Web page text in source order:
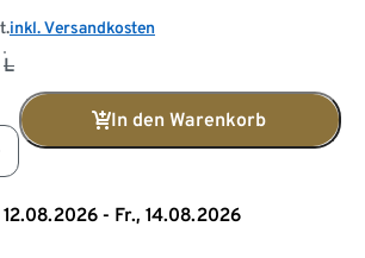
inkl. Versandkosten
L
In den Warenkorb
12.08.2026 - Fr., 14.08.2026